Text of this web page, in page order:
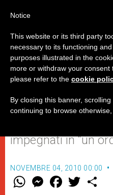
Il Papa:
gruppi nuoce al
impegnati in “un
NOVEMBRE 04, 2010 00:00
W M
e
F
a w
Notice
This website or its third party
necessary to its functioning
purposes illustrated in the
more or withdraw your consent
please refer to the cookie
By closing this banner,
continuing to browse